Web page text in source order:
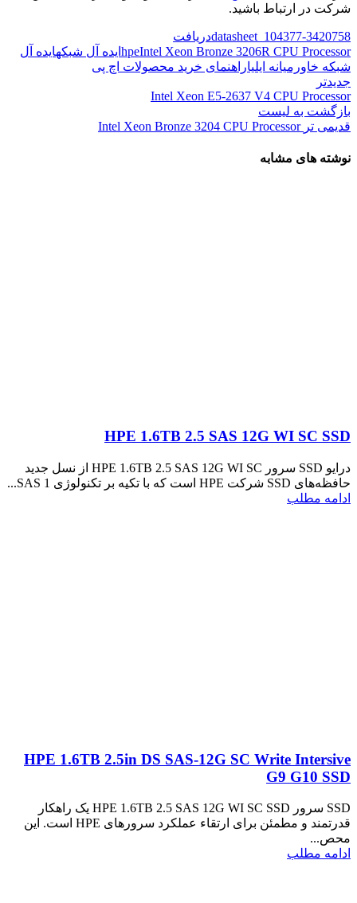
شرکت در ارتباط باشید.
3420758-datasheet_104377
دریافت
hpeIntel Xeon Bronze 3206R CPU Processor ایده آل شبکهایده آل
شبکه خاورمیانه ایلیاراهنمای خرید محصولات اچ پی
جدیدتر
Intel Xeon E5-2637 V4 CPU Processor
بازگشت به لیست
قدیمی تر Intel Xeon Bronze 3204 CPU Processor
نوشته های مشابه
HPE 1.6TB 2.5 SAS 12G WI SC SSD
درایو SSD سرور HPE 1.6TB 2.5 SAS 12G WI SC از نسل جدید
حافظه‌های SSD شرکت HPE است که با تکیه بر تکنولوژی SAS 1...
ادامه مطلب
HPE 1.6TB 2.5in DS SAS-12G SC Write Intersive
G9 G10 SSD
SSD سرور HPE 1.6TB 2.5 SAS 12G WI SC SSD یک راهکار
قدرتمند و مطمئن برای ارتقاء عملکرد سرورهای HPE است. این
محص...
ادامه مطلب